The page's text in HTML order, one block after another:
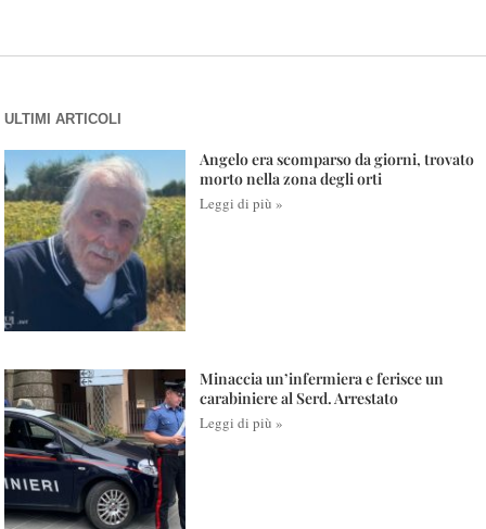
ULTIMI ARTICOLI
Angelo era scomparso da giorni, trovato
morto nella zona degli orti
Leggi di più »
Minaccia un’infermiera e ferisce un
carabiniere al Serd. Arrestato
Leggi di più »